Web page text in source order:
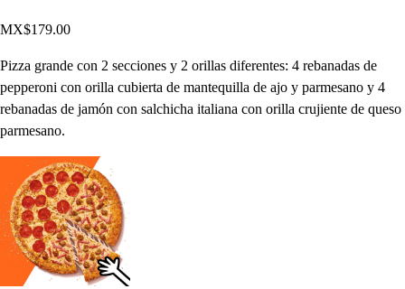
MX$179.00
Pizza grande con 2 secciones y 2 orillas diferentes: 4 rebanadas de
pepperoni con orilla cubierta de mantequilla de ajo y parmesano y 4
rebanadas de jamón con salchicha italiana con orilla crujiente de queso
parmesano.